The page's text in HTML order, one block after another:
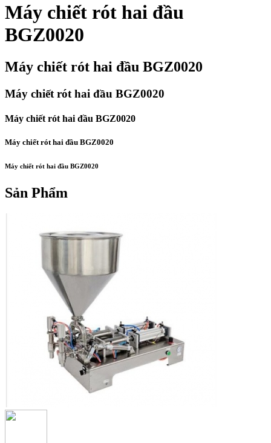
Máy chiết rót hai đầu
BGZ0020
Máy chiết rót hai đầu BGZ0020
Máy chiết rót hai đầu BGZ0020
Máy chiết rót hai đầu BGZ0020
Máy chiết rót hai đầu BGZ0020
Máy chiết rót hai đầu BGZ0020
Sản Phẩm